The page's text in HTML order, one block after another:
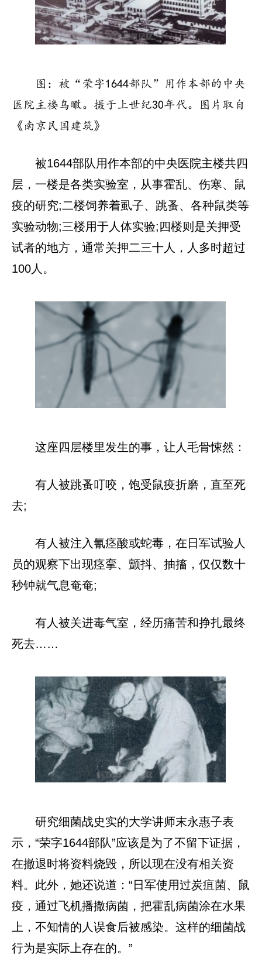
图：被“荣字1644部队”用作本部的中央
医院主楼鸟瞰。摄于上世纪30年代。图片取自
《南京民国建筑》
被1644部队用作本部的中央医院主楼共四
层，一楼是各类实验室，从事霍乱、伤寒、鼠
疫的研究;二楼饲养着虱子、跳蚤、各种鼠类等
实验动物;三楼用于人体实验;四楼则是关押受
试者的地方，通常关押二三十人，人多时超过
100人。
这座四层楼里发生的事，让人毛骨悚然：
有人被跳蚤叮咬，饱受鼠疫折磨，直至死
去;
有人被注入氰痉酸或蛇毒，在日军试验人
员的观察下出现痉挛、颤抖、抽搐，仅仅数十
秒钟就气息奄奄;
有人被关进毒气室，经历痛苦和挣扎最终
死去……
研究细菌战史实的大学讲师末永惠子表
示，“荣字1644部队”应该是为了不留下证据，
在撤退时将资料烧毁，所以现在没有相关资
料。此外，她还说道：“日军使用过炭疽菌、鼠
疫，通过飞机播撒病菌，把霍乱病菌涂在水果
上，不知情的人误食后被感染。这样的细菌战
行为是实际上存在的。”